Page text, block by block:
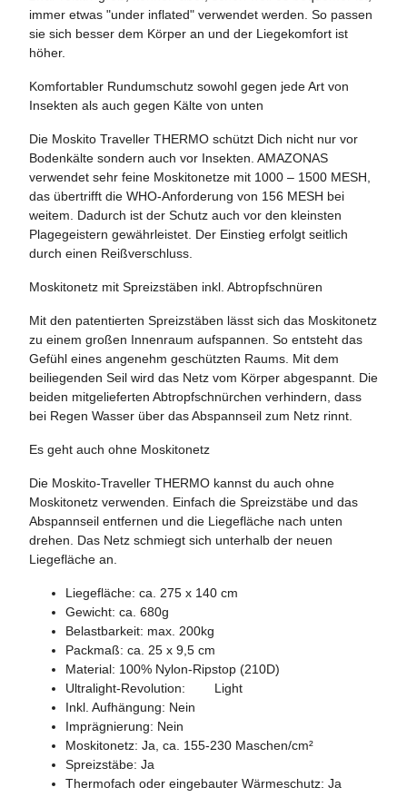
immer etwas "under inflated" verwendet werden. So passen
sie sich besser dem Körper an und der Liegekomfort ist
höher.
Komfortabler Rundumschutz sowohl gegen jede Art von
Insekten als auch gegen Kälte von unten
Die Moskito Traveller THERMO schützt Dich nicht nur vor
Bodenkälte sondern auch vor Insekten. AMAZONAS
verwendet sehr feine Moskitonetze mit 1000 – 1500 MESH,
das übertrifft die WHO-Anforderung von 156 MESH bei
weitem. Dadurch ist der Schutz auch vor den kleinsten
Plagegeistern gewährleistet. Der Einstieg erfolgt seitlich
durch einen Reißverschluss.
Moskitonetz mit Spreizstäben inkl. Abtropfschnüren
Mit den patentierten Spreizstäben lässt sich das Moskitonetz
zu einem großen Innenraum aufspannen. So entsteht das
Gefühl eines angenehm geschützten Raums. Mit dem
beiliegenden Seil wird das Netz vom Körper abgespannt. Die
beiden mitgelieferten Abtropfschnürchen verhindern, dass
bei Regen Wasser über das Abspannseil zum Netz rinnt.
Es geht auch ohne Moskitonetz
Die Moskito-Traveller THERMO kannst du auch ohne
Moskitonetz verwenden. Einfach die Spreizstäbe und das
Abspannseil entfernen und die Liegefläche nach unten
drehen. Das Netz schmiegt sich unterhalb der neuen
Liegefläche an.
Liegefläche: ca. 275 x 140 cm
Gewicht: ca. 680g
Belastbarkeit: max. 200kg
Packmaß: ca. 25 x 9,5 cm
Material: 100% Nylon-Ripstop (210D)
Ultralight-Revolution: Light
Inkl. Aufhängung: Nein
Imprägnierung: Nein
Moskitonetz: Ja, ca. 155-230 Maschen/cm²
Spreizstäbe: Ja
Thermofach oder eingebauter Wärmeschutz: Ja